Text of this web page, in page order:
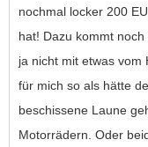
nochmal locker 200
hat! Dazu kommt
ja nicht mit etwas vom
für mich so als hätte
beschissene Laune
Motorrädern. Oder